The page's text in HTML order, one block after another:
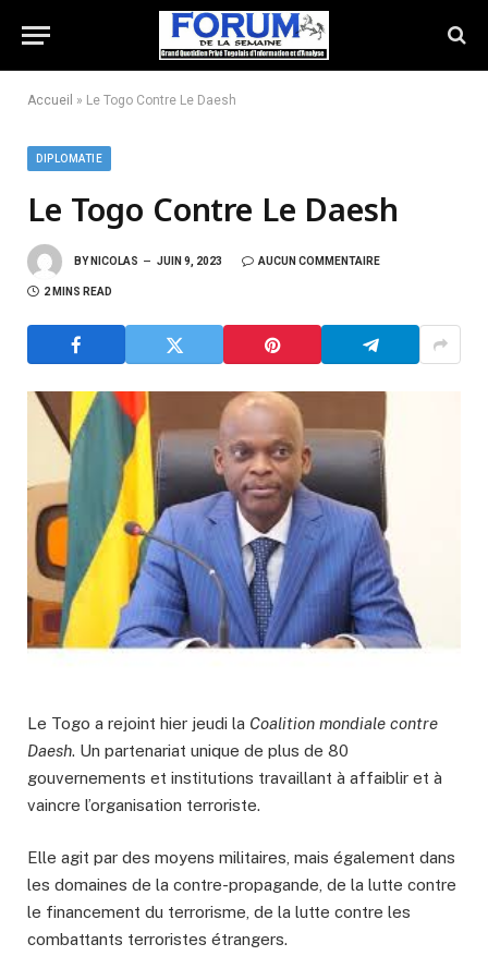
Accueil » Le Togo Contre Le Daesh
DIPLOMATIE
Le Togo Contre Le Daesh
BY NICOLAS JUIN 9, 2023 AUCUN COMMENTAIRE
2 MINS READ
Le Togo a rejoint hier jeudi la Coalition mondiale contre
Daesh. Un partenariat unique de plus de 80
gouvernements et institutions travaillant à affaiblir et à
vaincre l’organisation terroriste.
Elle agit par des moyens militaires, mais également dans
les domaines de la contre-propagande, de la lutte contre
le financement du terrorisme, de la lutte contre les
combattants terroristes étrangers.